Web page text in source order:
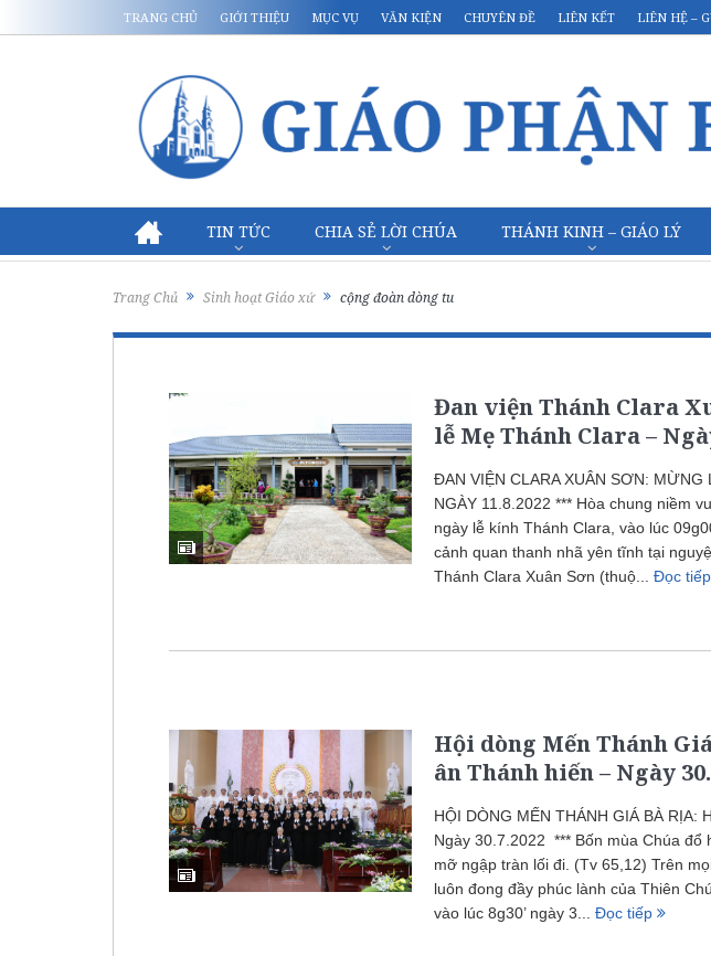
TRANG CHỦ GIỚI THIỆU MỤC VỤ VĂN KIỆN CHUYÊN ĐỀ LIÊN KẾT LIÊN HỆ –
TIN TỨC CHIA SẺ LỜI CHÚA THÁNH KINH – GIÁO LÝ
Trang Chủ Sinh hoạt Giáo xứ cộng đoàn dòng tu
Đan viện Thánh Clara
lễ Mẹ Thánh Clara –
ĐAN VIỆN CLARA XUÂN SƠN: MỪNG
NGÀY 11.8.2022 *** Hòa chung niềm
ngày lễ kính Thánh Clara, vào lúc
cảnh quan thanh nhã yên tĩnh tại
Thánh Clara Xuân Sơn (thuộ... Đọc tiếp
Hội dòng Mến Thánh
ân Thánh hiến – Ngày
HỘI DÒNG MẾN THÁNH GIÁ BÀ RỊA:
Ngày 30.7.2022 *** Bốn mùa Chúa đổ
mỡ ngập tràn lối đi. (Tv 65,12) Trên
luôn đong đầy phúc lành của Thiên
vào lúc 8g30’ ngày 3... Đọc tiếp